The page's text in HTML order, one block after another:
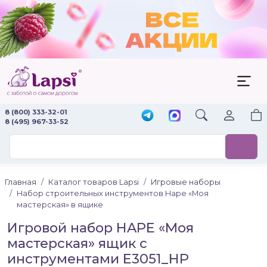
8 (800) 333-32-01
8 (495) 967-33-52
Главная Каталог товаров Lapsi
Игровые наборы
Набор строительных инструментов Hape «Моя
мастерская» в ящике
Игровой набор HAPE «Моя
мастерская» ящик с
инструментами E3051_HP